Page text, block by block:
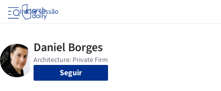
Iniciar sessão
Seguir